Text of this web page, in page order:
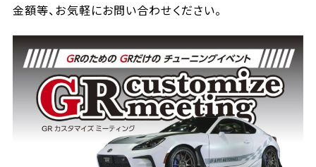
金額等、お気軽にお問い合わせください。